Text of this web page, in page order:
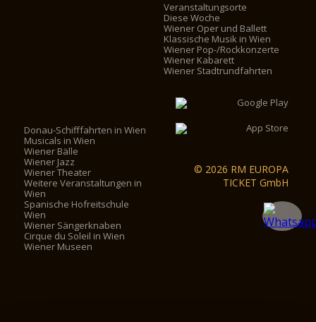
Veranstaltungsorte
Diese Woche
Wiener Oper und Ballett
Klassische Musik in Wien
Wiener Pop-/Rockkonzerte
Wiener Kabarett
Wiener Stadtrundfahrten
Donau-Schifffahrten in Wien
Musicals in Wien
Wiener Bälle
Wiener Jazz
Wiener Theater
Weitere Veranstaltungen in
Wien
Spanische Hofreitschule
Wien
Wiener Sängerknaben
Cirque du Soleil in Wien
Wiener Museen
© 2026 RM EUROPA
TICKET GmbH